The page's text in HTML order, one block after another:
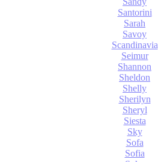
Santorini
Sarah
Savoy
Scandinavia
Seimur
Shannon
Sheldon
Shelly
Sherilyn
Sheryl
Siesta
Sky
Sofa
Sofia